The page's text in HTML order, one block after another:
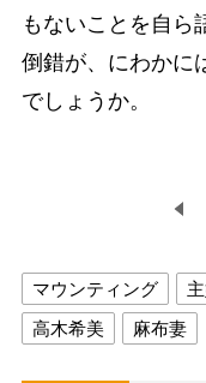
もないことを自ら
倒錯が、にわかに
でしょうか。
マウンティング
高木希美
麻布妻